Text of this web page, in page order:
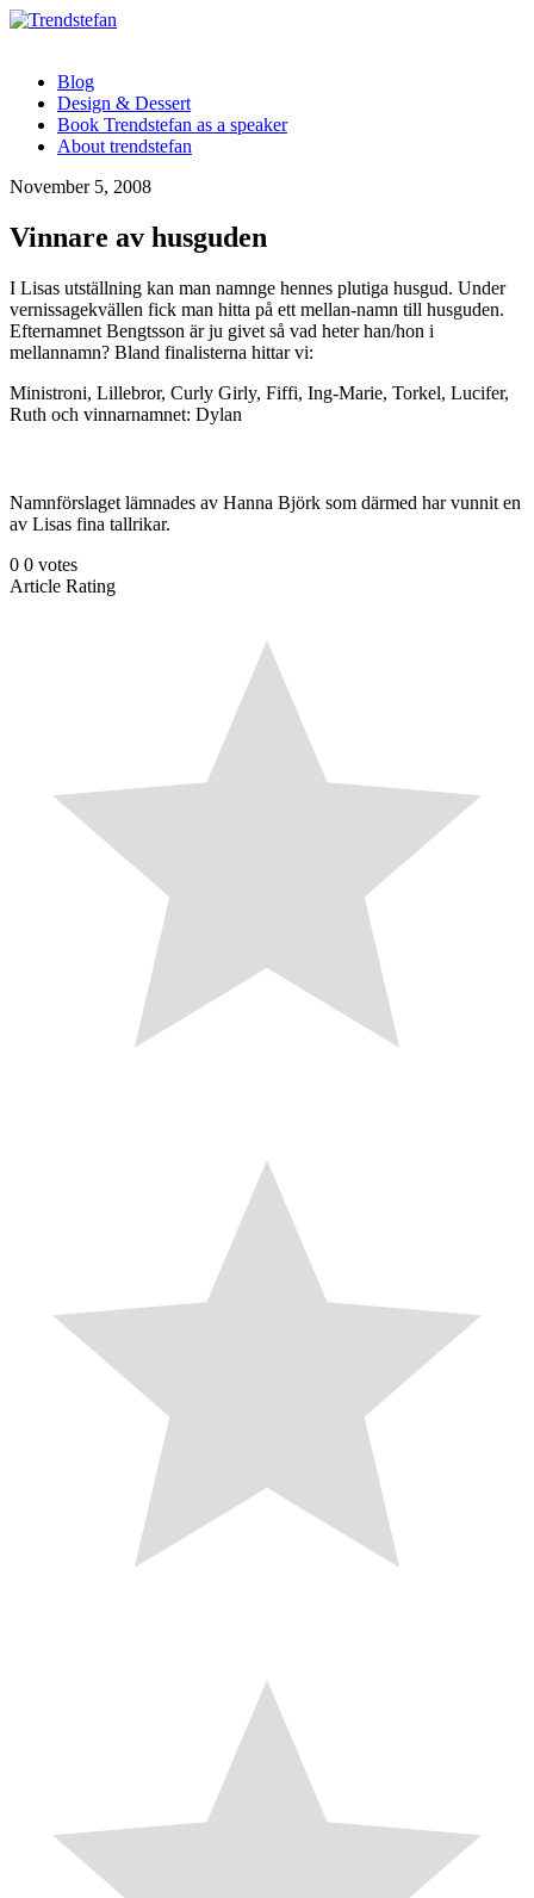
Blog
Design & Dessert
Book Trendstefan as a speaker
About trendstefan
November 5, 2008
Vinnare av husguden
I Lisas utställning kan man namnge hennes plutiga husgud. Under
vernissagekvällen fick man hitta på ett mellan-namn till husguden.
Efternamnet Bengtsson är ju givet så vad heter han/hon i
mellannamn? Bland finalisterna hittar vi:
Ministroni, Lillebror, Curly Girly, Fiffi, Ing-Marie, Torkel, Lucifer,
Ruth och vinnarnamnet: Dylan
Namnförslaget lämnades av Hanna Björk som därmed har vunnit en
av Lisas fina tallrikar.
0 0 votes
Article Rating